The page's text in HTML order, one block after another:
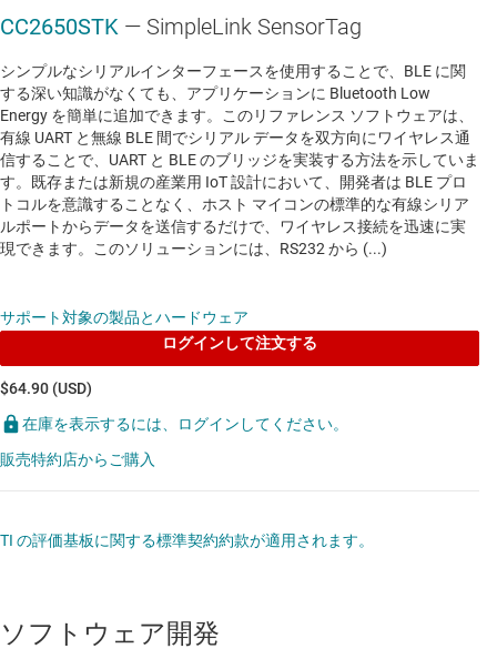
CC2650STK — SimpleLink SensorTag
シンプルなシリアルインターフェースを使用することで、BLE に関
する深い知識がなくても、アプリケーションに Bluetooth Low
Energy を簡単に追加できます。このリファレンス ソフトウェアは、
有線 UART と無線 BLE 間でシリアル データを双方向にワイヤレス通
信することで、UART と BLE のブリッジを実装する方法を示していま
す。既存または新規の産業用 IoT 設計において、開発者は BLE プロ
トコルを意識することなく、ホスト マイコンの標準的な有線シリア
ルポートからデータを送信するだけで、ワイヤレス接続を迅速に実
現できます。このソリューションには、RS232 から (...)
サポート対象の製品とハードウェア
ログインして注文する
$64.90 (USD)
在庫を表示するには、ログインしてください。
販売特約店からご購入
TI の評価基板に関する標準契約約款が適用されます。
ソフトウェア開発